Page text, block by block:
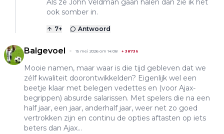
Als ze John Veldman gaan halen dan zie ik het
ook somber in.
7+ Antwoord
Balgevoel 15 mei 2026 om 14:08 + 38736
Mooie namen, maar waar is die tijd gebleven dat we
zélf kwaliteit doorontwikkelden? Eigenlijk wel een
beetje klaar met belegen vedettes en (voor Ajax-
begrippen) absurde salarissen. Met spelers die na een
half jaar, een jaar, anderhalf jaar, weer net zo goed
vertrokken zijn en continu de opties aftasten op iets
beters dan Ajax...